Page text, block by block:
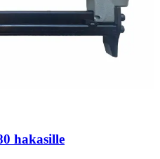
hakasille